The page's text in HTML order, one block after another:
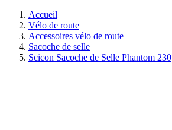
Accueil
Vélo de route
Accessoires vélo de route
Sacoche de selle
Scicon Sacoche de Selle Phantom 230